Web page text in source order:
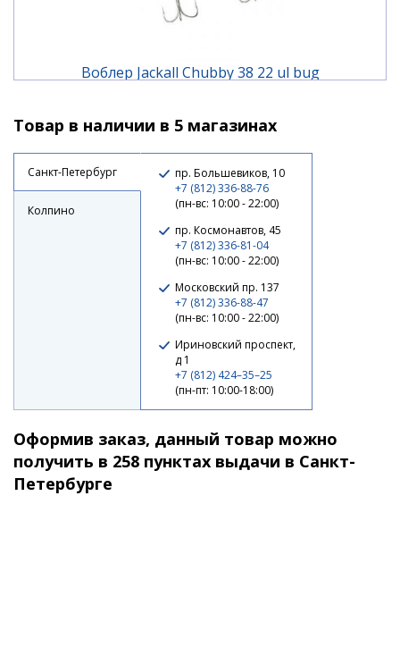
Воблер Jackall Chubby 38 22 ul bug
1 190 ₽
Воблер Jackall Chubby 38 bone
1 190 ₽
Товар в наличии в 5 магазинах
Санкт-Петербург
Колпино
пр. Большевиков, 10
+7 (812) 336-88-76
(пн-вс: 10:00 - 22:00)
пр. Космонавтов, 45
+7 (812) 336-81-04
(пн-вс: 10:00 - 22:00)
Московский пр. 137
+7 (812) 336-88-47
(пн-вс: 10:00 - 22:00)
Ириновский проспект,
д 1
+7 (812) 424–35–25
(пн-пт: 10:00-18:00)
Оформив заказ, данный товар можно
получить в 258 пунктах выдачи в Санкт-
Петербурге